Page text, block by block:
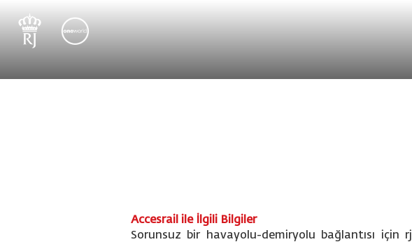
Accesrail ile İlgili Bilgiler
Sorunsuz bir havayolu-demiryolu bağlantısı